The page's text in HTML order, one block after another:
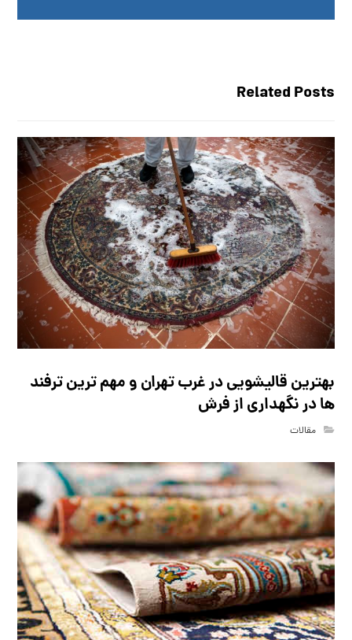
Related Posts
بهترین قالیشویی در غرب تهران و مهم ترین ترفند
ها در نگهداری از فرش
مقالات